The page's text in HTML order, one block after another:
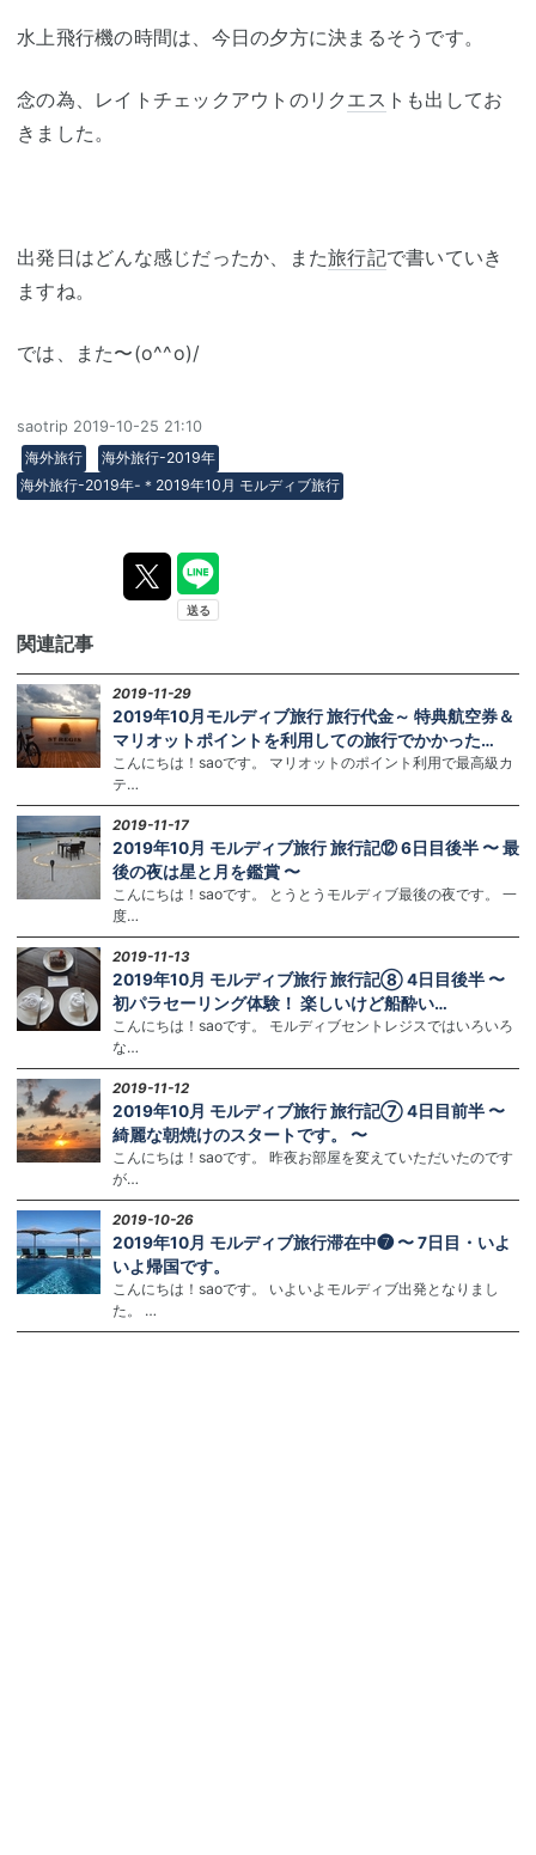
水上飛行機の時間は、今日の夕方に決まるそうです。
念の為、レイトチェックアウトのリク エス トも出してお
きました。
出発日はどんな感じだったか、また旅行記で書いていき
ますね。
では、また〜(o^^o)/
saotrip 2019-10-25 21:10
海外旅行
海外旅行-2019年
海外旅行-2019年-＊2019年10月 モルディブ旅行
関連記事
2019-11-29
2019年10月モルディブ旅行 旅行代金～ 特典航空券＆
マリオットポイントを利用しての旅行でかかった…
こんにちは！saoです。 マリオットのポイント利用で最高級カ
テ…
2019-11-17
2019年10月 モルディブ旅行 旅行記⑫ 6日目後半 〜 最
後の夜は星と月を鑑賞 〜
こんにちは！saoです。 とうとうモルディブ最後の夜です。 一
度…
2019-11-13
2019年10月 モルディブ旅行 旅行記⑧ 4日目後半 〜
初パラセーリング体験！ 楽しいけど船酔い…
こんにちは！saoです。 モルディブセントレジスではいろいろ
な…
2019-11-12
2019年10月 モルディブ旅行 旅行記⑦ 4日目前半 〜
綺麗な朝焼けのスタートです。 〜
こんにちは！saoです。 昨夜お部屋を変えていただいたのです
が…
2019-10-26
2019年10月 モルディブ旅行滞在中❼ 〜 7日目・いよ
いよ帰国です。
こんにちは！saoです。 いよいよモルディブ出発となりまし
た。 …